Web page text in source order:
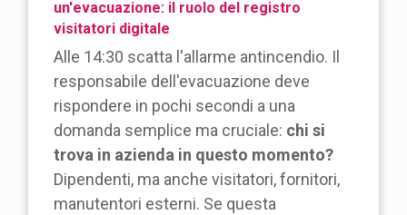
un'evacuazione: il ruolo del registro
visitatori digitale
Alle 14:30 scatta l'allarme antincendio. Il
responsabile dell'evacuazione deve
rispondere in pochi secondi a una
domanda semplice ma cruciale: chi si
trova in azienda in questo momento?
Dipendenti, ma anche visitatori, fornitori,
manutentori esterni. Se questa